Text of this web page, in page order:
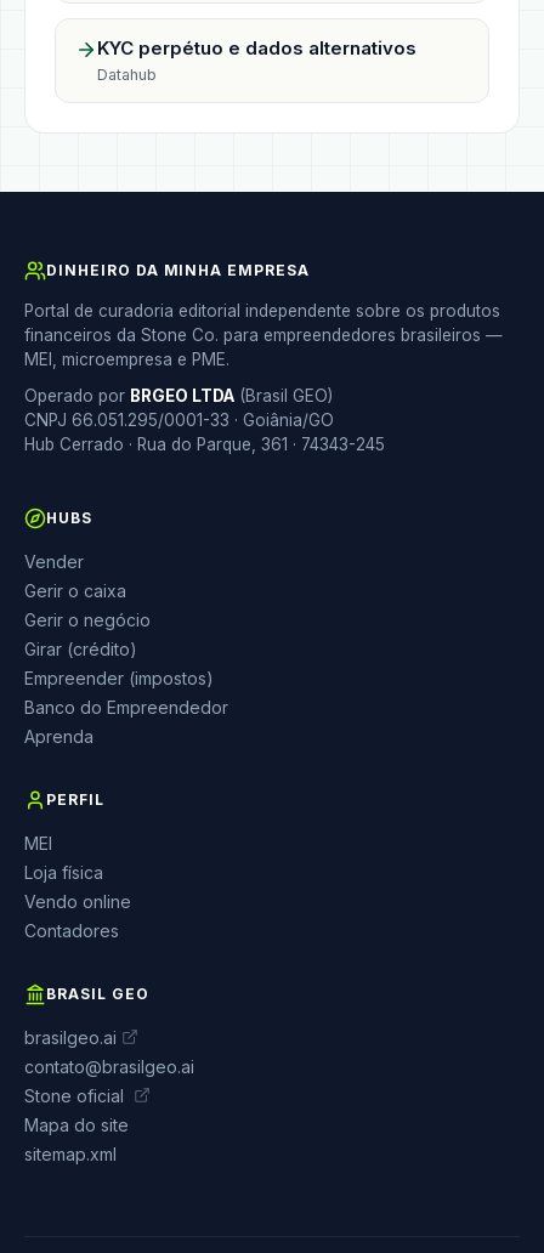
KYC perpétuo e dados alternativos
Datahub
DINHEIRO DA MINHA EMPRESA
Portal de curadoria editorial independente sobre os produtos
financeiros da Stone Co. para empreendedores brasileiros —
MEI, microempresa e PME.
Operado por BRGEO LTDA (Brasil GEO)
CNPJ 66.051.295/0001-33 · Goiânia/GO
Hub Cerrado · Rua do Parque, 361 · 74343-245
HUBS
Vender
Gerir o caixa
Gerir o negócio
Girar (crédito)
Empreender (impostos)
Banco do Empreendedor
Aprenda
PERFIL
MEI
Loja física
Vendo online
Contadores
BRASIL GEO
brasilgeo.ai
contato@brasilgeo.ai
Stone oficial
Mapa do site
sitemap.xml